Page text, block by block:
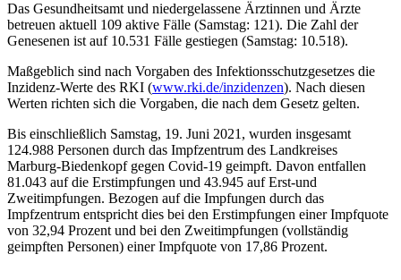
Das Gesundheitsamt und niedergelassene Ärztinnen und Ärzte
betreuen aktuell 109 aktive Fälle (Samstag: 121). Die Zahl der
Genesenen ist auf 10.531 Fälle gestiegen (Samstag: 10.518).
Maßgeblich sind nach Vorgaben des Infektionsschutzgesetzes die
Inzidenz-Werte des RKI (www.rki.de/inzidenzen). Nach diesen
Werten richten sich die Vorgaben, die nach dem Gesetz gelten.
Bis einschließlich Samstag, 19. Juni 2021, wurden insgesamt
124.988 Personen durch das Impfzentrum des Landkreises
Marburg-Biedenkopf gegen Covid-19 geimpft. Davon entfallen
81.043 auf die Erstimpfungen und 43.945 auf Erst-und
Zweitimpfungen. Bezogen auf die Impfungen durch das
Impfzentrum entspricht dies bei den Erstimpfungen einer Impfquote
von 32,94 Prozent und bei den Zweitimpfungen (vollständig
geimpften Personen) einer Impfquote von 17,86 Prozent.